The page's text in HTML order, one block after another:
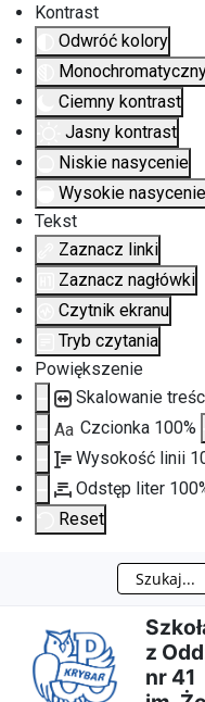
Kontrast
Odwróć kolory
Ciemny kontrast
Jasny kontrast
Niskie nasycenie
Wysokie nasycenie
Tekst
Zaznacz linki
Zaznacz nagłówki
Czytnik ekranu
Tryb czytania
Powiększenie
Skalowanie
Aa Czcionka 100%
Wysokość linii
Odstęp liter 100
Reset
Przejdź
do
Przejdź
do
Przejdź
do
Przejdź
do
Szukaj
z
nr 41